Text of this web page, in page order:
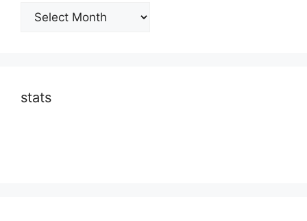
Archives
stats